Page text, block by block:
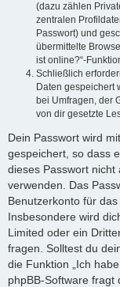
(dazu zählen
zentralen
Passwort) und
übermittelte
ist online?“-
Schließlich
Daten gespeichert
bei Umfragen, der
von dir gesetzte
Dein Passwort wird
gespeichert, so dass
dieses Passwort nicht
verwenden. Das
Benutzerkonto für
Insbesondere wird
Limited oder ein
fragen. Solltest du
die Funktion „Ich
phpBB-Software fragt